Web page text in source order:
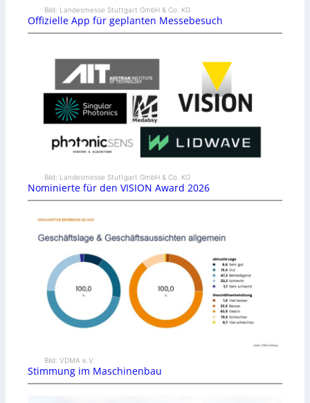
Bild: Landesmesse Stuttgart GmbH & Co. KG
Offizielle App für geplanten Messebesuch
Bild: Landesmesse Stuttgart GmbH & Co. KG
Nominierte für den VISION Award 2026
Bild: VDMA e.V.
Stimmung im Maschinenbau